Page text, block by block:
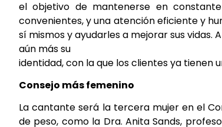
el objetivo de mantenerse en
convenientes, y una atención eficiente y
sí mismos y ayudarles a mejorar sus
aún más su
identidad, con la que los clientes ya tienen
Consejo más femenino
La cantante será la tercera mujer en el
de peso, como la Dra. Anita Sands,